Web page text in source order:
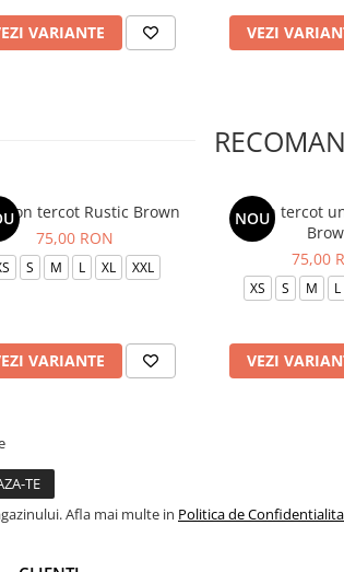
VARIANTE VEZI
tercot Rustic Brown
75,00 RON
S M L XL XXL
VARIANTE
NOU
Bluza tercot
75,00
XS S M L
VEZI
Afla mai multe in Politica de